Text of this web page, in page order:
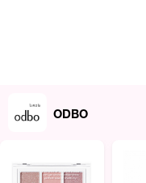
ODBO